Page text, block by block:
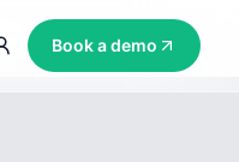
Book a demo